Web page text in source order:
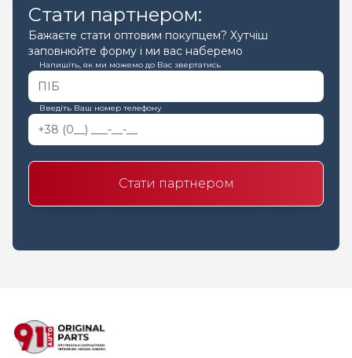
Стати партнером:
Бажаєте стати оптовим покупцем? Хутчіш
заповнюйте форму і ми вас наберемо
Напишіть, як ми можемо до Вас звертатись
Введіть Ваш номер телефону
Стати партнером